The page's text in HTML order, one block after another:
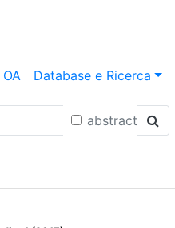
Database e Ricerca
abstract